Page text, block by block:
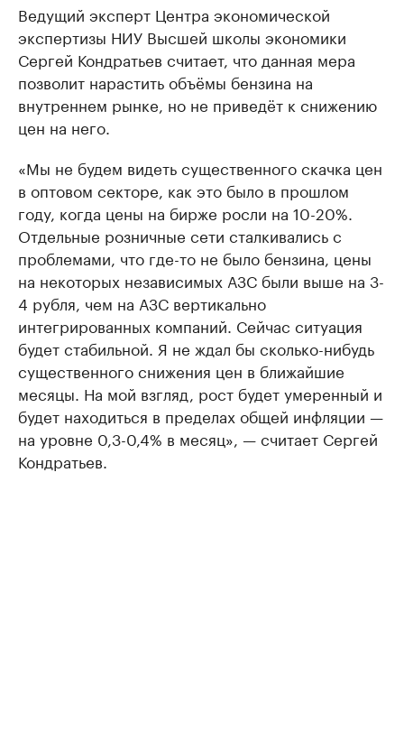
Ведущий эксперт Центра экономической
экспертизы НИУ Высшей школы экономики
Сергей Кондратьев считает, что данная мера
позволит нарастить объёмы бензина на
внутреннем рынке, но не приведёт к снижению
цен на него.
«Мы не будем видеть существенного скачка цен
в оптовом секторе, как это было в прошлом
году, когда цены на бирже росли на 10-20%.
Отдельные розничные сети сталкивались с
проблемами, что где-то не было бензина, цены
на некоторых независимых АЗС были выше на 3-
4 рубля, чем на АЗС вертикально
интегрированных компаний. Сейчас ситуация
будет стабильной. Я не ждал бы сколько-нибудь
существенного снижения цен в ближайшие
месяцы. На мой взгляд, рост будет умеренный и
будет находиться в пределах общей инфляции —
на уровне 0,3-0,4% в месяц», — считает Сергей
Кондратьев.